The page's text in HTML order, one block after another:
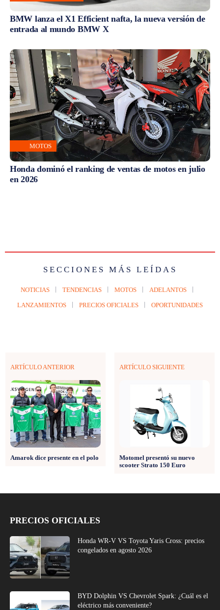
BMW lanza el X1 Efficient nafta, la nueva versión de
entrada al mundo BMW X
MOTOS
Honda dominó el ranking de ventas de motos en julio
en 2026
SECCIONES MÁS LEÍDAS
NOTICIAS TENDENCIAS MOTOS ADELANTOS
LANZAMIENTOS PRECIOS OFICIALES OPORTUNIDADES
ARTÍCULO ANTERIOR
Amarok dice presente en el polo
ARTÍCULO SIGUIENTE
Motomel presentó su nuevo
scooter Strato 150 Euro
PRECIOS OFICIALES
Honda WR-V VS Toyota Yaris Cross: precios
congelados en agosto 2026
BYD Dolphin VS Chevrolet Spark: ¿Cuál es el
eléctrico más conveniente?